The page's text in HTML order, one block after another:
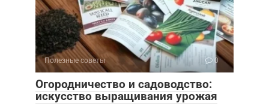
Полезные советы 0
Огородничество и садоводство:
искусство выращивания урожая